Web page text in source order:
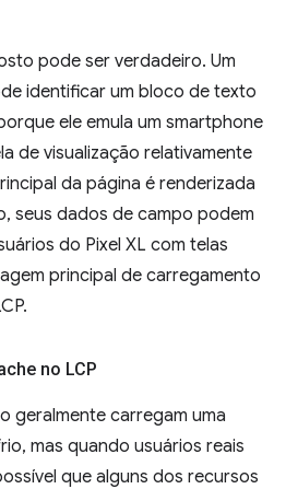
pode ser verdadeiro. Um
identificar um bloco de texto
ele emula um smartphone
de visualização relativamente
da página é renderizada
seus dados de campo podem
do Pixel XL com telas
principal de carregamento
no LCP
geralmente carregam uma
mas quando usuários reais
que alguns dos recursos